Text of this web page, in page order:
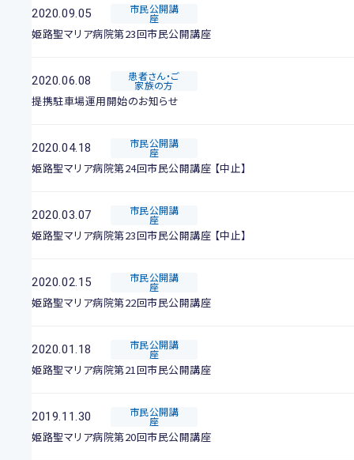
2020.09.05 市民公開講
座
姫路聖マリア病院第23回市民公開講座
2020.06.08 患者さん・ご
家族の方
提携駐車場運用開始のお知らせ
2020.04.18 市民公開講
座
姫路聖マリア病院第24回市民公開講座 【中止】
2020.03.07 市民公開講
座
姫路聖マリア病院第23回市民公開講座 【中止】
2020.02.15 市民公開講
座
姫路聖マリア病院第22回市民公開講座
2020.01.18 市民公開講
座
姫路聖マリア病院第21回市民公開講座
2019.11.30 市民公開講
座
姫路聖マリア病院第20回市民公開講座